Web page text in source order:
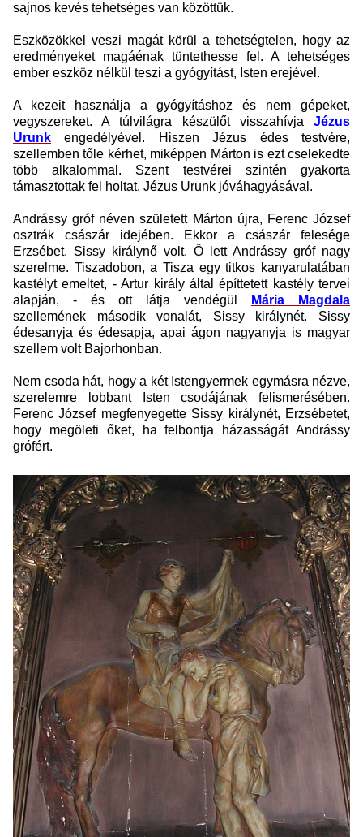
sajnos kevés tehetséges van közöttük.
Eszközökkel veszi magát körül a tehetségtelen, hogy az
eredményeket magáénak tüntethesse fel. A tehetséges
ember eszköz nélkül teszi a gyógyítást, Isten erejével.
A kezeit használja a gyógyításhoz és nem gépeket,
vegyszereket. A túlvilágra készülőt visszahívja Jézus
Urunk engedélyével. Hiszen Jézus édes testvére,
szellemben tőle kérhet, miképpen Márton is ezt cselekedte
több alkalommal. Szent testvérei szintén gyakorta
támasztottak fel holtat, Jézus Urunk jóváhagyásával.
Andrássy gróf néven született Márton újra, Ferenc József
osztrák császár idejében. Ekkor a császár felesége
Erzsébet, Sissy királynő volt. Ő lett Andrássy gróf nagy
szerelme. Tiszadobon, a Tisza egy titkos kanyarulatában
kastélyt emeltet, - Artur király által építtetett kastély tervei
alapján, - és ott látja vendégül
Mária Magdala
szellemének második vonalát, Sissy királynét. Sissy
édesanyja és édesapja, apai ágon nagyanyja is magyar
szellem volt Bajorhonban.
Nem csoda hát, hogy a két Istengyermek egymásra nézve,
szerelemre lobbant Isten csodájának felismerésében.
Ferenc József megfenyegette Sissy királynét, Erzsébetet,
hogy megöleti őket, ha felbontja házasságát Andrássy
grófért.